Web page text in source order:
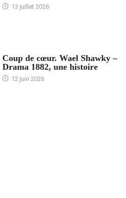
13 juillet 2026
Coup de cœur. Wael Shawky –
Drama 1882, une histoire
12 juin 2026